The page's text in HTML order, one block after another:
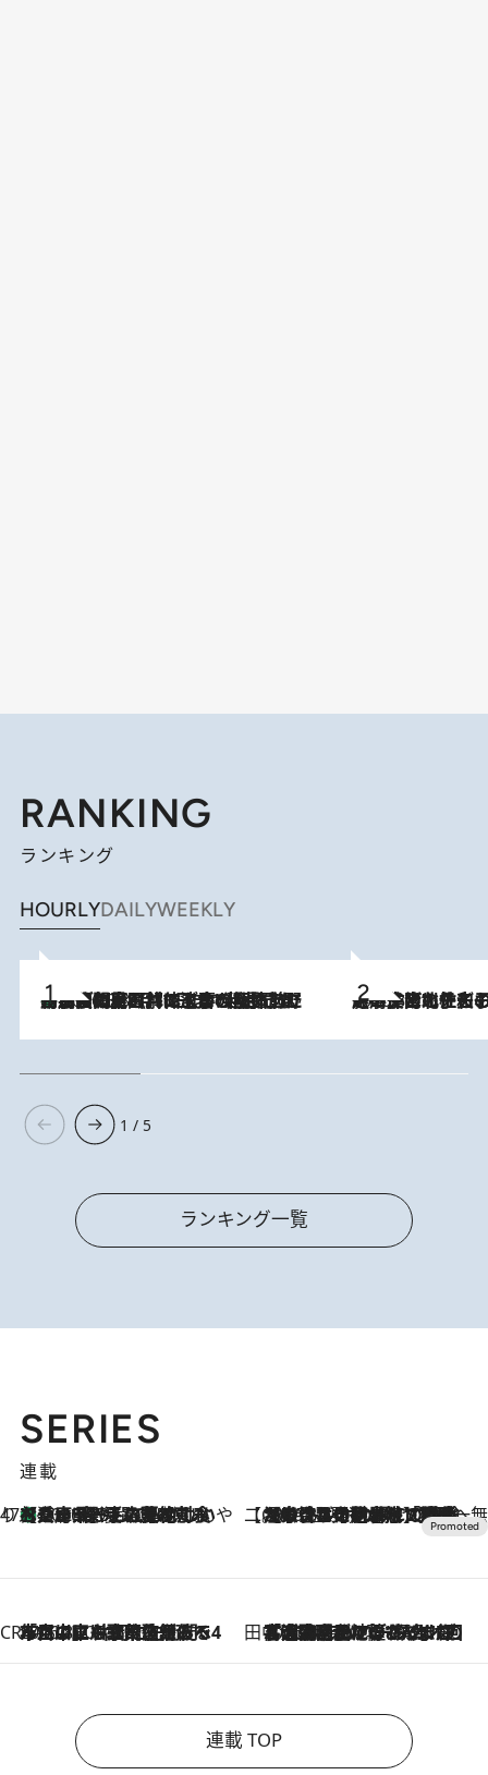
RANKING
ランキング
HOURLYDAILYWEEKLY
2026.8.8
「最後に見られてよかった」上野動物園の東園パンダ舎が解体前に特別公開。8月16日まで延長されたパネル展と共に辿る“半世紀”のパンダ飼育《解体工事の図面あり》 2026.8.3
《「文士の子ども被害者の会」発足！》阿川佐和子（72）が語る遠藤周作に北杜夫、劇作家・矢代静一の子どもたちの“文豪プライベート事件簿”
1 / 5
ランキング一覧
SERIES
連載
47都道府県の手みやげ ひんやりスイーツで夏を満喫
2026.8.8
【兵庫県】この夏絶対食べたい 冷やしておいしいおやつ3選 淡路島の恵みをジェラートに集約 【CREA×星野リゾート】唯一無二。癒しと発見が待つ場所へ
2026.8.7
【トンボの足水浴】ヒノキの香りに包まれて涼感マックス！約13℃の湧水かけ流しを避暑地「星野温泉 トンボの湯」で体験
CREA'S CHOICE
2026.8.7
「立川にも歌舞伎があるんだよ」 片岡仁左衛門・市川中車ら豪華座組みで4年目の立川立飛歌舞伎へ 田中稲の勝手に再ブーム
2026.8.7
「湘南乃風に憧れて」観客大盛上がりの“タオル回し”に、ラッパー顔負けの高速歌唱まで…さだまさし（74）のアグレッシブすぎる現在地
連載 TOP